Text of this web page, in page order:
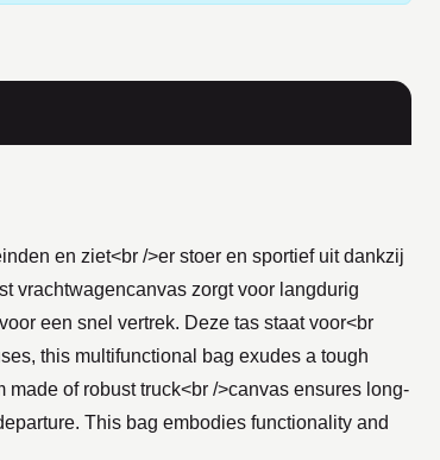
en ziet<br />er stoer en sportief uit dankzij
vrachtwagencanvas zorgt voor langdurig
een snel vertrek. Deze tas staat voor<br
this multifunctional bag exudes a tough
of robust truck<br />canvas ensures long-
This bag embodies functionality and